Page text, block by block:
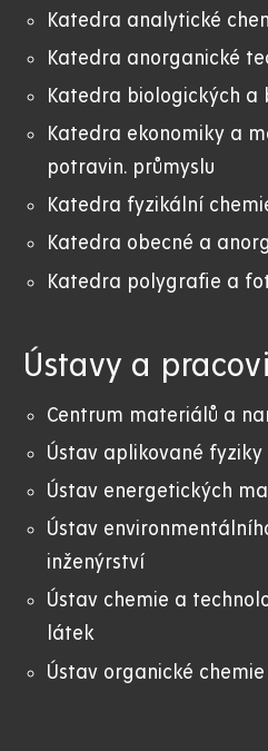
Katedra analytické
Katedra anorganické
Katedra biologických a
Katedra ekonomiky a
potravin. průmyslu
Katedra fyzikální
Katedra obecné a
Katedra polygrafie a
Ústavy a
Centrum materiálů a
Ústav aplikované
Ústav energetických
Ústav
inženýrství
Ústav chemie a
látek
Ústav organické